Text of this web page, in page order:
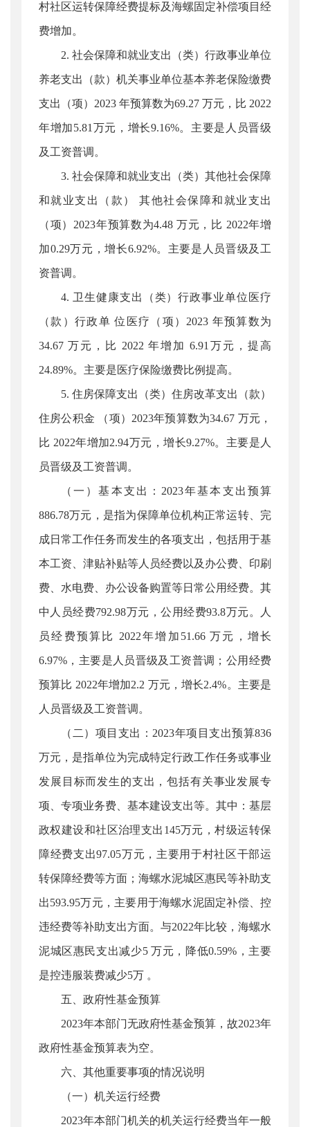
村社区运转保障经费提标及海螺固定补偿项目经
费增加。
2. 社会保障和就业支出（类）行政事业单位
养老支出（款）机关事业单位基本养老保险缴费
支出（项）2023 年预算数为69.27 万元，比 2022
年增加5.81万元，增长9.16%。主要是人员晋级
及工资普调。
3. 社会保障和就业支出（类）其他社会保障
和就业支出（款） 其他社会保障和就业支出
（项）2023年预算数为4.48 万元，比 2022年增
加0.29万元，增长6.92%。主要是人员晋级及工
资普调。
4. 卫生健康支出（类）行政事业单位医疗
（款）行政单 位医疗（项）2023 年预算数为
34.67 万元，比 2022 年增加 6.91万元，提高
24.89%。主要是医疗保险缴费比例提高。
5. 住房保障支出（类）住房改革支出（款）
住房公积金 （项）2023年预算数为34.67 万元，
比 2022年增加2.94万元，增长9.27%。主要是人
员晋级及工资普调。
（一）基本支出：2023年基本支出预算
886.78万元，是指为保障单位机构正常运转、完
成日常工作任务而发生的各项支出，包括用于基
本工资、津贴补贴等人员经费以及办公费、印刷
费、水电费、办公设备购置等日常公用经费。其
中人员经费792.98万元，公用经费93.8万元。人
员经费预算比 2022年增加51.66 万元，增长
6.97%，主要是人员晋级及工资普调；公用经费
预算比 2022年增加2.2 万元，增长2.4%。主要是
人员晋级及工资普调。
（二）项目支出：2023年项目支出预算836
万元，是指单位为完成特定行政工作任务或事业
发展目标而发生的支出，包括有关事业发展专
项、专项业务费、基本建设支出等。其中：基层
政权建设和社区治理支出145万元，村级运转保
障经费支出97.05万元，主要用于村社区干部运
转保障经费等方面；海螺水泥城区惠民等补助支
出593.95万元，主要用于海螺水泥固定补偿、控
违经费等补助支出方面。与2022年比较，海螺水
泥城区惠民支出减少5 万元，降低0.59%，主要
是控违服装费减少5万 。
五、政府性基金预算
2023年本部门无政府性基金预算，故2023年
政府性基金预算表为空。
六、其他重要事项的情况说明
（一）机关运行经费
2023年本部门机关的机关运行经费当年一般